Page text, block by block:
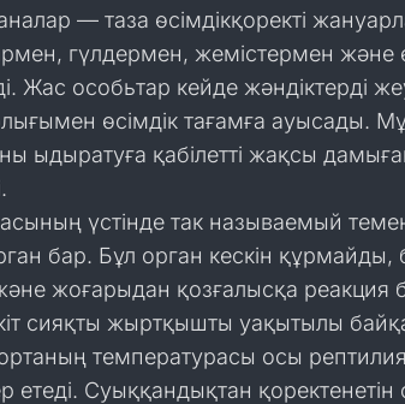
— таза өсімдікқоректі
гүлдермен, жемістермен және
Жас особьтар кейде жәндіктерді
өсімдік тағамға ауысады.
ыдыратуға қабілетті жақсы
үстінде так называемый
бар. Бұл орган кескін құрмайды,
жоғарыдан қозғалысқа реакция
сияқты жыртқышты уақытылы
температурасы осы
етеді. Суыққандықтан